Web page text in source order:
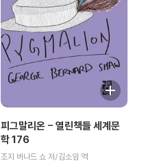
피그말리온 - 열린책들 세계문
학 176
조지 버나드 쇼 저/김소임 역